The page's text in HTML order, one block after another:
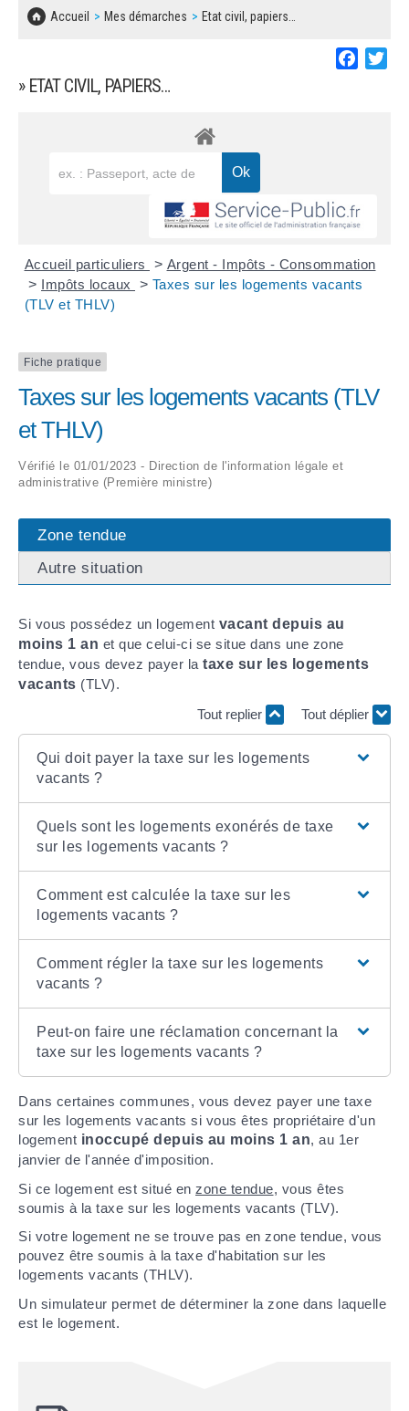
Accueil Mes démarches Etat civil, papiers…
» ETAT CIVIL, PAPIERS…
Accueil particuliers > Argent - Impôts - Consommation
> Impôts locaux > Taxes sur les logements vacants
(TLV et THLV)
Fiche pratique
Taxes sur les logements vacants (TLV
et THLV)
Vérifié le 01/01/2023 - Direction de l'information légale et
administrative (Première ministre)
Zone tendue
Autre situation
Si vous possédez un logement vacant depuis au
moins 1 an et que celui-ci se situe dans une zone
tendue, vous devez payer la taxe sur les logements
vacants (TLV).
Tout replier
Tout déplier
Qui doit payer la taxe sur les logements
vacants ?
Quels sont les logements exonérés de taxe
sur les logements vacants ?
Comment est calculée la taxe sur les
logements vacants ?
Comment régler la taxe sur les logements
vacants ?
Peut-on faire une réclamation concernant la
taxe sur les logements vacants ?
Dans certaines communes, vous devez payer une taxe
sur les logements vacants si vous êtes propriétaire d'un
logement inoccupé depuis au moins 1 an, au 1er
janvier de l'année d'imposition.
Si ce logement est situé en zone tendue, vous êtes
soumis à la taxe sur les logements vacants (TLV).
Si votre logement ne se trouve pas en zone tendue, vous
pouvez être soumis à la taxe d'habitation sur les
logements vacants (THLV).
Un simulateur permet de déterminer la zone dans laquelle
est le logement.
CONCERTATIONS PUBLIQUES
SOLIDARITÉ, LOGEMENT
SÉNIORS
DECHETS
BESOIN D'UNE AIDE ?
LES ASSOCIATIONS
MARCHÉS PUBLICS
DOCUMENT D'INFORMATION COMMUNAL
REGLEMENT LOCAL DE PUBLICITÉ
DECLARATION DE DEMARCHAGE
DOSSIER DE DEMANDE DE SUBVENTION
DEMANDE DE PRÊT DE MATERIEL
FICHE D'ORGANISATION MANIFESTATION
PLAN D'ACTION MUNICIPAL
ARRÊTÉS MUNICIPAUX
DÉLIBÉRATIONS